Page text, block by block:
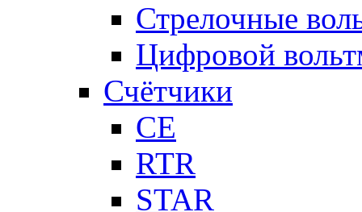
Стрелочные
Цифровой
Счётчики
CE
RTR
STAR